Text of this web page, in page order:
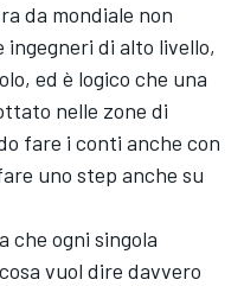
da mondiale non
di alto livello,
ed è logico che una
nelle zone di
fare i conti anche con
uno step anche su
che ogni singola
vuol dire davvero